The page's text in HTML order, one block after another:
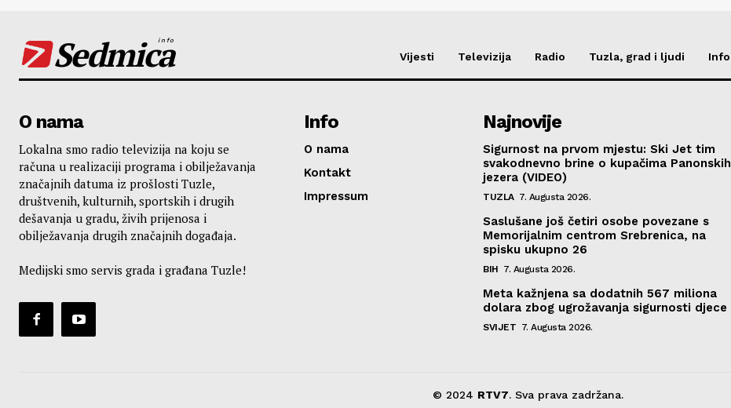
Sedmica
info
Vijesti Televizija Radio Tuzla, grad i ljudi Info
O nama
Lokalna smo radio televizija na koju se
računa u realizaciji programa i obilježavanja
značajnih datuma iz prošlosti Tuzle,
društvenih, kulturnih, sportskih i drugih
dešavanja u gradu, živih prijenosa i
obilježavanja drugih značajnih događaja.
Medijski smo servis grada i građana Tuzle!
Info
O nama
Kontakt
Impressum
Najnovije
Sigurnost na prvom mjestu: Ski Jet tim
svakodnevno brine o kupačima Panonskih
jezera (VIDEO)
TUZLA 7. Augusta 2026.
Saslušane još četiri osobe povezane s
Memorijalnim centrom Srebrenica, na
spisku ukupno 26
BIH 7. Augusta 2026.
Meta kažnjena sa dodatnih 567 miliona
dolara zbog ugrožavanja sigurnosti djece
SVIJET 7. Augusta 2026.
© 2024 RTV7. Sva prava zadržana.